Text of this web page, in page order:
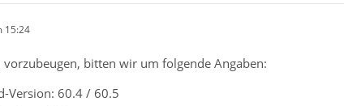
15:24
vorzubeugen, bitten wir um folgende Angaben:
Version: 60.4 / 60.5